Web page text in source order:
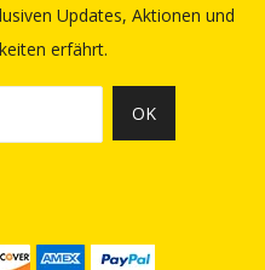
Updates, Aktionen und
erfährt.
OK